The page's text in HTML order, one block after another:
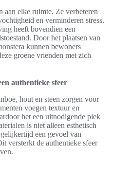
aan elke ruimte. Ze verbeteren
en verminderen stress.
heeft bovendien een
Door het plaatsen van
kunnen bewoners
groene vrienden met zich
authentieke sfeer
hout en steen zorgen voor
voegen textuur en
het een uitnodigende plek
is niet alleen esthetisch
een gevoel van
versterkt de authentieke sfeer